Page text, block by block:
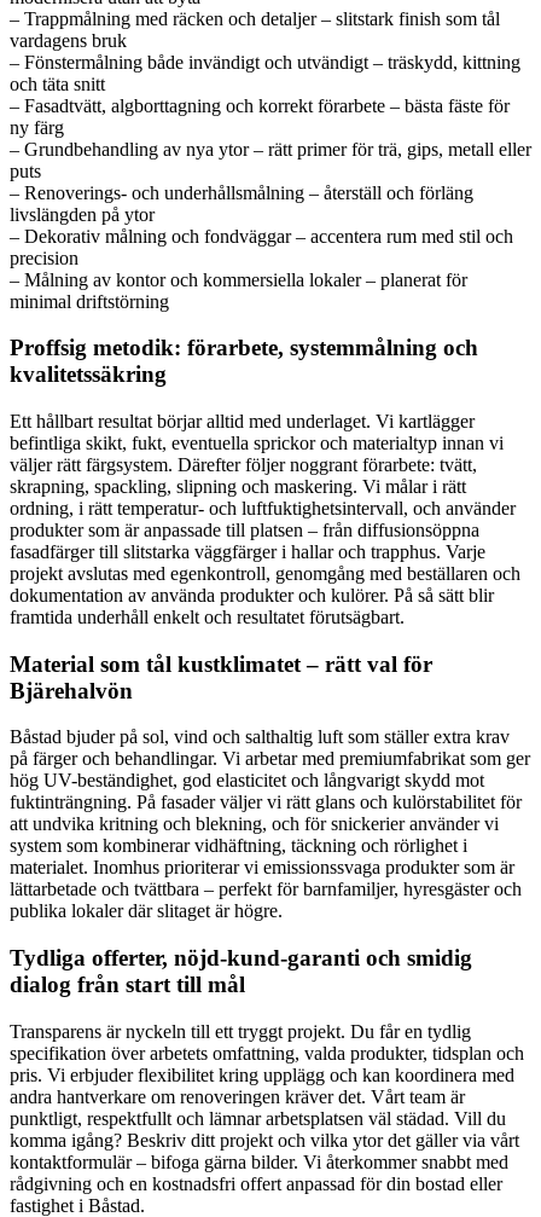
– Trappmålning med räcken och detaljer – slitstark finish som tål
vardagens bruk
– Fönstermålning både invändigt och utvändigt – träskydd, kittning
och täta snitt
– Fasadtvätt, algborttagning och korrekt förarbete – bästa fäste för
ny färg
– Grundbehandling av nya ytor – rätt primer för trä, gips, metall eller
puts
– Renoverings- och underhållsmålning – återställ och förläng
livslängden på ytor
– Dekorativ målning och fondväggar – accentera rum med stil och
precision
– Målning av kontor och kommersiella lokaler – planerat för
minimal driftstörning
Proffsig metodik: förarbete, systemmålning och
kvalitetssäkring
Ett hållbart resultat börjar alltid med underlaget. Vi kartlägger
befintliga skikt, fukt, eventuella sprickor och materialtyp innan vi
väljer rätt färgsystem. Därefter följer noggrant förarbete: tvätt,
skrapning, spackling, slipning och maskering. Vi målar i rätt
ordning, i rätt temperatur- och luftfuktighetsintervall, och använder
produkter som är anpassade till platsen – från diffusionsöppna
fasadfärger till slitstarka väggfärger i hallar och trapphus. Varje
projekt avslutas med egenkontroll, genomgång med beställaren och
dokumentation av använda produkter och kulörer. På så sätt blir
framtida underhåll enkelt och resultatet förutsägbart.
Material som tål kustklimatet – rätt val för
Bjärehalvön
Båstad bjuder på sol, vind och salthaltig luft som ställer extra krav
på färger och behandlingar. Vi arbetar med premiumfabrikat som ger
hög UV-beständighet, god elasticitet och långvarigt skydd mot
fuktinträngning. På fasader väljer vi rätt glans och kulörstabilitet för
att undvika kritning och blekning, och för snickerier använder vi
system som kombinerar vidhäftning, täckning och rörlighet i
materialet. Inomhus prioriterar vi emissionssvaga produkter som är
lättarbetade och tvättbara – perfekt för barnfamiljer, hyresgäster och
publika lokaler där slitaget är högre.
Tydliga offerter, nöjd-kund-garanti och smidig
dialog från start till mål
Transparens är nyckeln till ett tryggt projekt. Du får en tydlig
specifikation över arbetets omfattning, valda produkter, tidsplan och
pris. Vi erbjuder flexibilitet kring upplägg och kan koordinera med
andra hantverkare om renoveringen kräver det. Vårt team är
punktligt, respektfullt och lämnar arbetsplatsen väl städad. Vill du
komma igång? Beskriv ditt projekt och vilka ytor det gäller via vårt
kontaktformulär – bifoga gärna bilder. Vi återkommer snabbt med
rådgivning och en kostnadsfri offert anpassad för din bostad eller
fastighet i Båstad.